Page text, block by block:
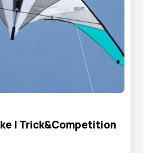
| Trick&Competition